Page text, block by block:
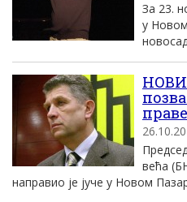
За 23.
у
већа
направио је јуче у Новом